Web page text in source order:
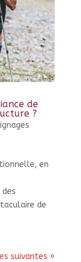
de
?
en
de
suivantes »